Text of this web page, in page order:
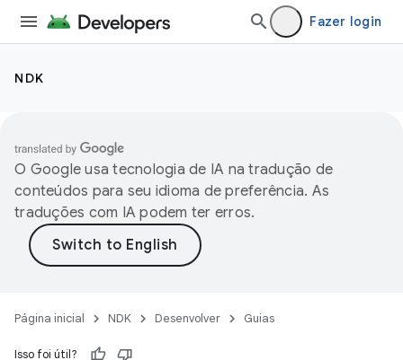
Fazer login
NDK
O Google usa tecnologia de IA na tradução de
conteúdos para seu idioma de preferência. As
traduções com IA podem ter erros.
Página inicial NDK Desenvolver Guias
Isso foi útil?